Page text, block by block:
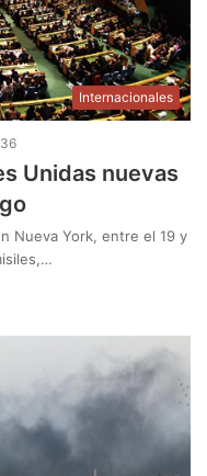
Internacionales
Unidas nuevas
Nueva York, entre el 19 y